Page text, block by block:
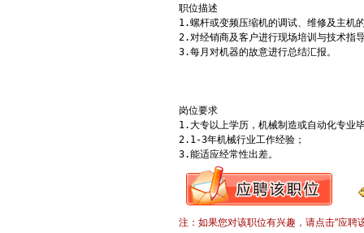
职位描述
1.螺杆或变频压缩机的调试、维修及主机
2.对经销商及客户进行现场培训与技术指
3.每月对机器的故意进行总结汇报。
岗位要求
1.大专以上学历，机械制造或自动化专业
2.1-3年机械行业工作经验；
3.能适应经常性出差。
注：如果您对该职位有兴趣，请点击"应聘